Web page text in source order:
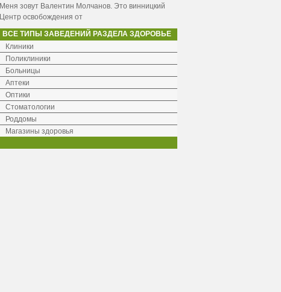
Меня зовут Валентин Молчанов. Это винницкий
Центр освобождения от
ВСЕ ТИПЫ ЗАВЕДЕНИЙ РАЗДЕЛА ЗДОРОВЬЕ
Клиники
Поликлиники
Больницы
Аптеки
Оптики
Стоматологии
Роддомы
Магазины здоровья